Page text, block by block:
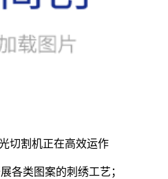
切割机正在高效运作
各类图案的刺绣工艺；